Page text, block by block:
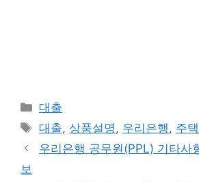
카
테
리
대출
태
그
대출, 상품설명, 우리은행, 주
우리은행 공무원(PPL) 기타사
보